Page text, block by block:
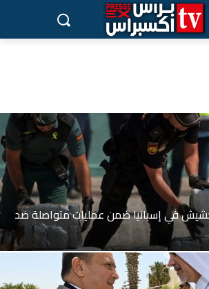
الحشيش في إسبانيا ضمن عمليات متواصلة ضد